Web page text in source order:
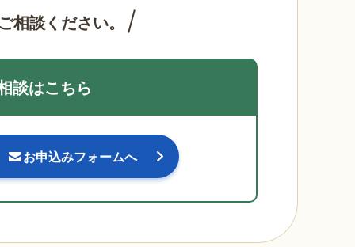
相談ください。
談はこちら
お申込みフォームへ